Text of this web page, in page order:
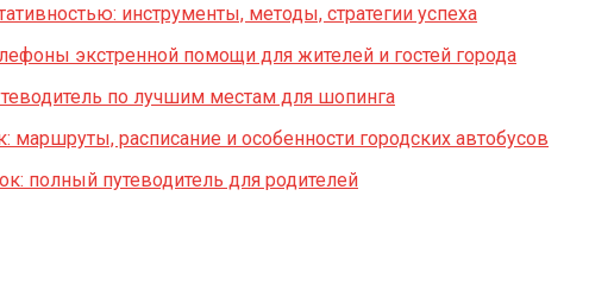
инструменты, методы, стратегии успеха
экстренной помощи для жителей и гостей города
по лучшим местам для шопинга
маршруты, расписание и особенности городских автобусов
полный путеводитель для родителей